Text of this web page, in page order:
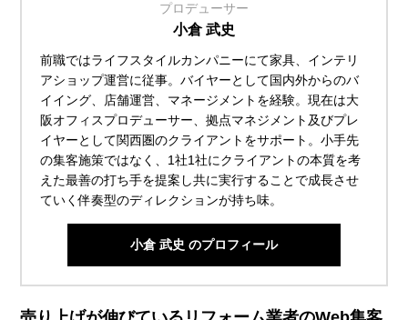
プロデューサー
小倉 武史
前職ではライフスタイルカンパニーにて家具、インテリ
アショップ運営に従事。バイヤーとして国内外からのバ
イイング、店舗運営、マネージメントを経験。現在は大
阪オフィスプロデューサー、拠点マネジメント及びプレ
イヤーとして関西圏のクライアントをサポート。小手先
の集客施策ではなく、1社1社にクライアントの本質を考
えた最善の打ち手を提案し共に実行することで成長させ
ていく伴奏型のディレクションが持ち味。
小倉 武史 のプロフィール